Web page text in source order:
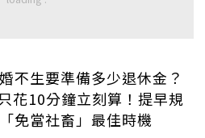
不生要準備多少退休金？
花10分鐘立刻算！提早規
免當社畜」最佳時機